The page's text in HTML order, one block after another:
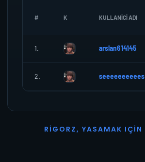
# K KULLANICI ADI
1. arslan614145
2. seeeeeeeeees
R I G O R Z, YASAMAK I ÇI N